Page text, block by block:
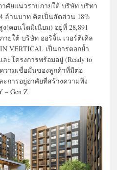
ศัยแนวราบภายใต้ บริษัท บริทา
ล้านบาท คิดเป็นสัดส่วน 18%
คอนโดมิเนียม) อยู่ที่ 28,891
ยใต้ บริษัท ออริจิ้น เวอร์ติเคิล
VERTICAL เป็นการตอกย้ำ
ะโครงการพร้อมอยู่ (Ready to
วามเชื่อมั่นของลูกค้าที่มีต่อ
การอยู่อ่าศัยที่สร้างความพึง
– Gen Z